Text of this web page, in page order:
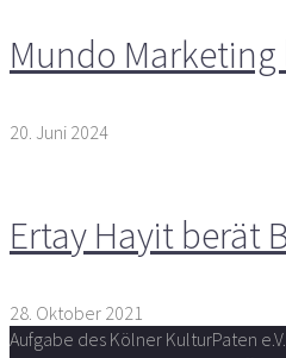
Mundo
20. Juni 2024
Ertay Hayit berät
28. Oktober 2021
Aufgabe des Kölner KulturPaten